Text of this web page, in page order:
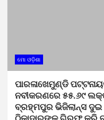
ମୋ ଓଡ଼ିଶା
ପାରଳାଖେମୁଣ୍ଡି
ନବୀକରଣରେ ୫୫.୬୯
ବ୍ରହ୍ମପୁର ଭିଜିଲାନ୍ସ ଦୁଇ